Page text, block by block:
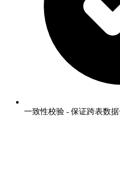
一致性校验 - 保证跨表数